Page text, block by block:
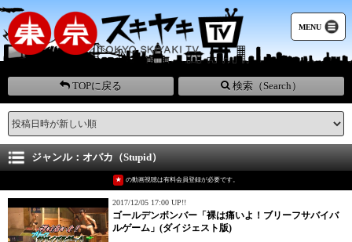
MENU
TOPに戻る 検索（Search）
ジャンル：オバカ（Stupid）
★ の動画視聴は有料会員登録が必要です。
2017/12/05 17:00 UP!!
ゴールデンボンバー「裸は痛いよ！ブリーフサバイバ
ルゲーム」(ダイジェスト版)